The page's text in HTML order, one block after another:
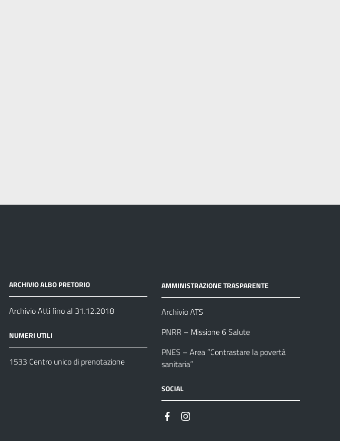
ARCHIVIO ALBO PRETORIO
Archivio Atti fino al 31.12.2018
NUMERI UTILI
1533 Centro unico di prenotazione
AMMINISTRAZIONE TRASPARENTE
Archivio ATS
PNRR – Missione 6 Salute
PNES – Area “Contrastare la povertà
sanitaria”
SOCIAL